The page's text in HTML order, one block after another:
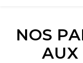
NOS
AUX